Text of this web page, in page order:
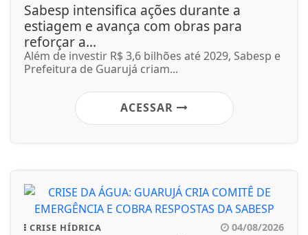
Sabesp intensifica ações durante a
estiagem e avança com obras para
reforçar a...
Além de investir R$ 3,6 bilhões até 2029, Sabesp e
Prefeitura de Guarujá criam...
ACESSAR
CRISE HÍDRICA 04/08/2026